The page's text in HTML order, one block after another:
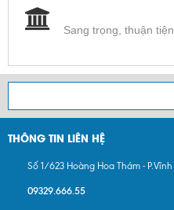
Sang trọng, thuận tiện
THÔNG TIN LIÊN HỆ
Số 1/623 Hoàng Hoa Thám -
09329.666.55